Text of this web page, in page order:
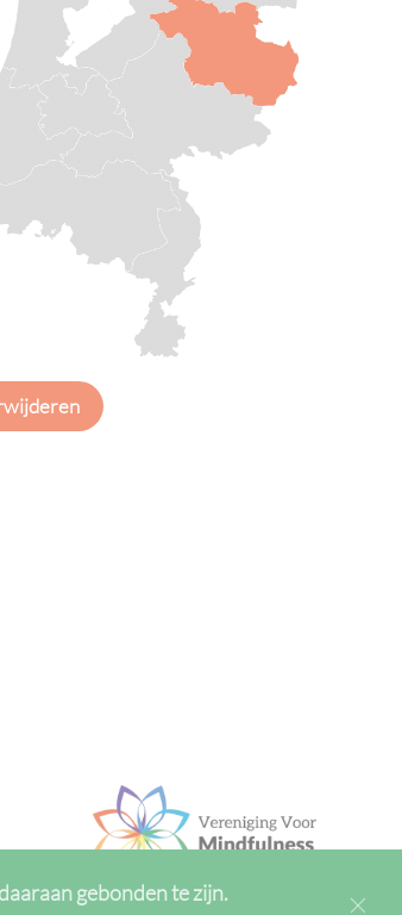
gebonden te zijn.